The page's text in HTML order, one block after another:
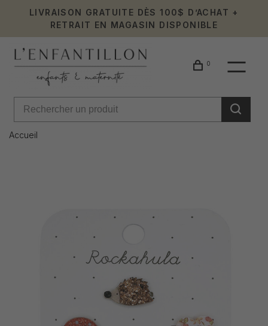
LIVRAISON GRATUITE DÈS 100$ D’ACHAT +
RETRAIT EN MAGASIN DISPONIBLE
0
Accueil